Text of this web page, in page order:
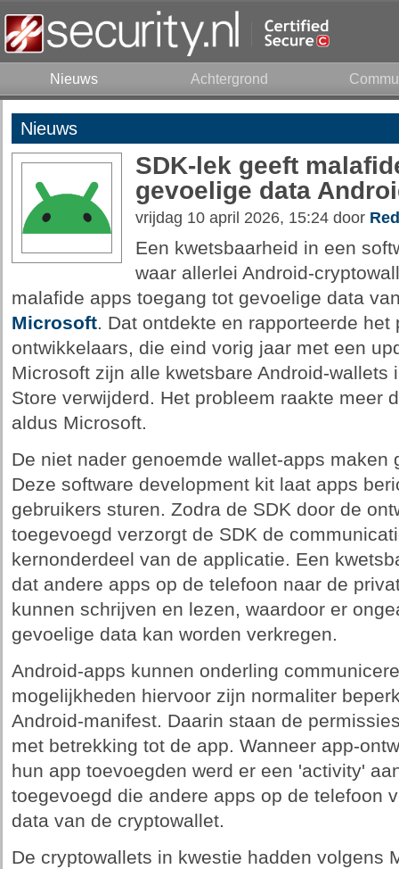
Nieuws Achtergrond
Nieuws
SDK-lek geeft
gevoelige data
vrijdag 10 april 2026, 15:24 door
Een kwetsbaarheid in een
waar allerlei Android-
malafide apps toegang tot gevoelige data
Microsoft. Dat ontdekte en rapporteerde het
ontwikkelaars, die eind vorig jaar met een
Microsoft zijn alle kwetsbare Android-wallets
Store verwijderd. Het probleem raakte meer
aldus Microsoft.
De niet nader genoemde wallet-apps maken
Deze software development kit laat apps
gebruikers sturen. Zodra de SDK door de
toegevoegd verzorgt de SDK de
kernonderdeel van de applicatie. Een
dat andere apps op de telefoon naar de
kunnen schrijven en lezen, waardoor er
gevoelige data kan worden verkregen.
Android-apps kunnen onderling
mogelijkheden hiervoor zijn normaliter
Android-manifest. Daarin staan de
met betrekking tot de app. Wanneer app-
hun app toevoegden werd er een 'activity'
toegevoegd die andere apps op de telefoon
data van de cryptowallet.
De cryptowallets in kwestie hadden volgens